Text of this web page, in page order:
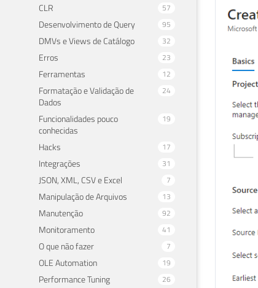
CLR 57
Desenvolvimento de Query 95
DMVs e Views de Catálogo 32
Erros 23
Ferramentas 12
Formatação e Validação de
Dados
24
Funcionalidades pouco
conhecidas
19
Hacks 17
Integrações 31
JSON, XML, CSV e Excel 7
Manipulação de Arquivos 13
Manutenção 92
Monitoramento 41
O que não fazer 7
OLE Automation 19
Performance Tuning 26